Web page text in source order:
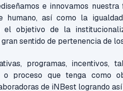
e innovamos
humano, así como la
el objetivo de la
sentido de pertenencia de
programas, incentivos,
o proceso que tenga como
de iNBest logrando